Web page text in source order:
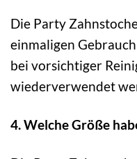
Die Party
einmaligen
bei vorsichtiger
wiederverwendet
4. Welche Größe